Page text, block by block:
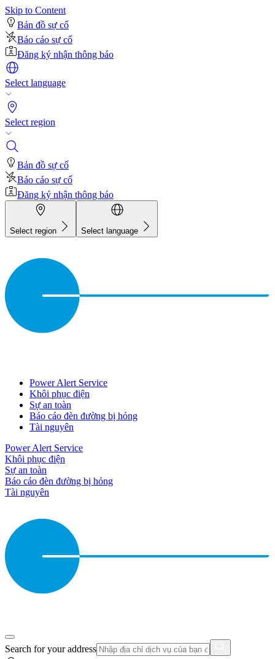
Skip to Content
Bản đồ sự cố
Báo cáo sự cố
Đăng ký nhận thông báo
Select language
Select region
Bản đồ sự cố
Báo cáo sự cố
Đăng ký nhận thông báo
Select region Select language
Power Alert Service
Khôi phục điện
Sự an toàn
Báo cáo đèn đường bị hỏng
Tài nguyên
Power Alert Service
Khôi phục điện
Sự an toàn
Báo cáo đèn đường bị hỏng
Tài nguyên
Search for your address